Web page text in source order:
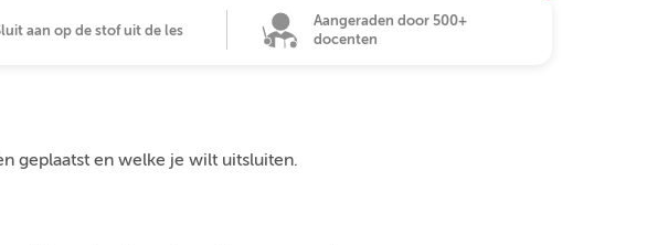
aan op de stof uit de les
Aangeraden door 500+
docenten
geplaatst en welke je wilt uitsluiten.